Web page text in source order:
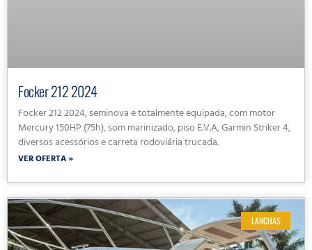
Focker 212 2024
Focker 212 2024, seminova e totalmente equipada, com motor
Mercury 150HP (75h), som marinizado, piso E.V.A, Garmin Striker 4,
diversos acessórios e carreta rodoviária trucada.
VER OFERTA »
LANCHAS